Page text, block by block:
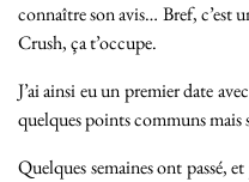
connaître son avis… Bref, c’est
Crush, ça t’occupe.
J’ai ainsi eu un premier date
quelques points communs mais
Quelques semaines ont passé,